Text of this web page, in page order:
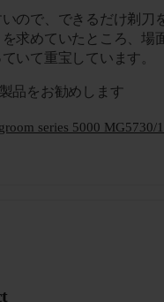
ので、できるだけ剃刀
求めていたところ、場
いて重宝しています。
品をお勧めします
series 5000